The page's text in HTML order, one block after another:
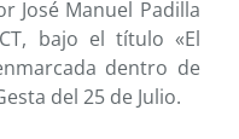
José Manuel Padilla
bajo el título «El
dentro de
del 25 de Julio.